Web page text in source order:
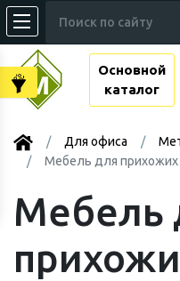
Основной
каталог
Для офиса
Мебель для прихожих
Мебель